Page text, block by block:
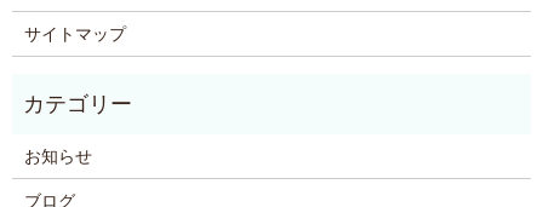
サイトマップ
お知らせ
ブログ